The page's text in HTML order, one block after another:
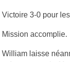
Victoire 3-0 pour
Mission accomplie.
William laisse